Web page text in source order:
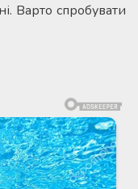
Варто спробувати